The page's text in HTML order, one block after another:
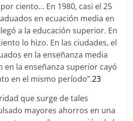
ciento… En 1980, casi el 25
en ecuación media en
a la educación superior. En
lo hizo. En las ciudades, el
en la enseñanza media
en la enseñanza superior cayó
en el mismo período”.23
que surge de tales
mayores ahorros en una